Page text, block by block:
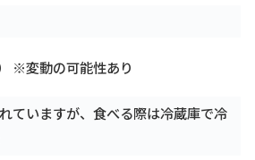
※変動の可能性あり
ていますが、食べる際は冷蔵庫で冷